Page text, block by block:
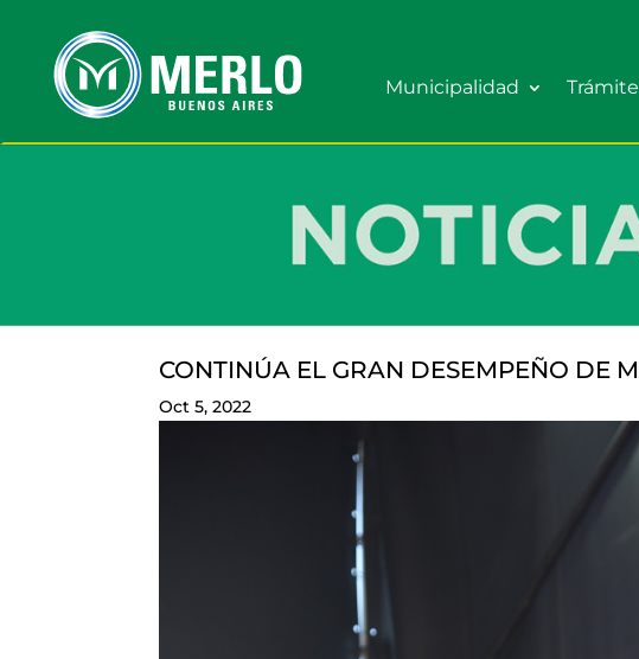
Municipalidad
CONTINÚA EL GRAN DESEMPEÑO DE
Oct 5, 2022